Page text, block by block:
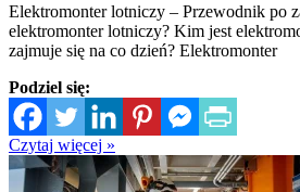
Elektromonter lotniczy – Przewodnik po
elektromonter lotniczy? Kim jest
zajmuje się na co dzień? Elektromonter
Podziel się:
Czytaj więcej »